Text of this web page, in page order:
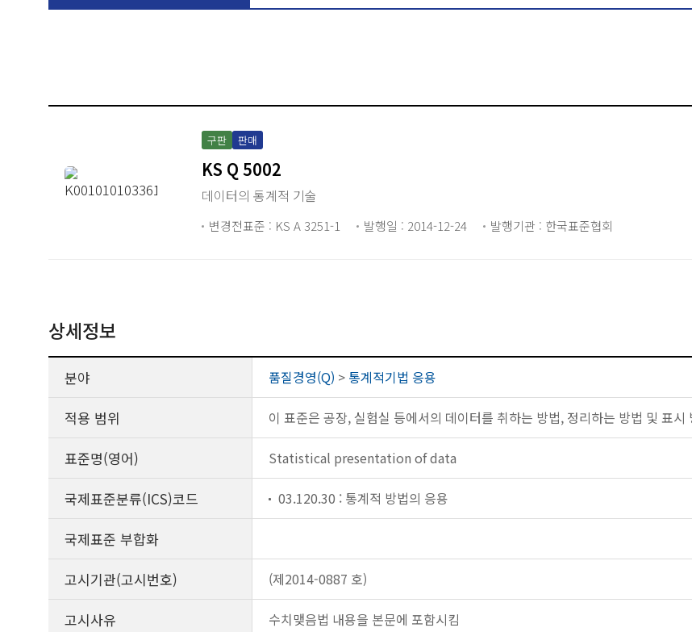
구판 판매
KS Q 5002
데이터의 통계적 기술
변경전표준 : KS A 3251-1 발행일 : 2014-12-24 발행기관 : 한국표준협회
상세정보
분야 품질경영(Q) > 통계적기법 응용
적용 범위 이 표준은 공장, 실험실 등에서의 데이터를 취하는 방법, 정리하는 방법 및 표
표준명(영어) Statistical presentation of data
국제표준분류(ICS)코드 03.120.30 : 통계적 방법의 응용
국제표준 부합화
고시기관(고시번호)
(제2014-0887 호)
고시사유 수치맺음법 내용을 본문에 포함시킴